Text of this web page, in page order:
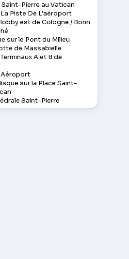
Saint-Pierre au Vatican
Piste De L'aéroport
est de Cologne / Bonn
sur le Pont du Milieu
de Massabielle
A et B de
sur la Place Saint-
Saint-Pierre